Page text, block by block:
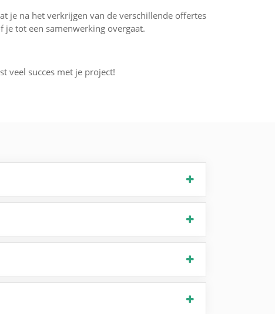
je na het verkrijgen van de verschillende offertes
je tot een samenwerking overgaat.
veel succes met je project!